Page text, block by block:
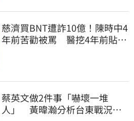
慈濟買BNT遭詐10億！陳時中4
年前苦勸被罵 醫挖4年前貼
蔡英文做2件事「嚇壞一堆
人」 黃暐瀚分析台東戰況：